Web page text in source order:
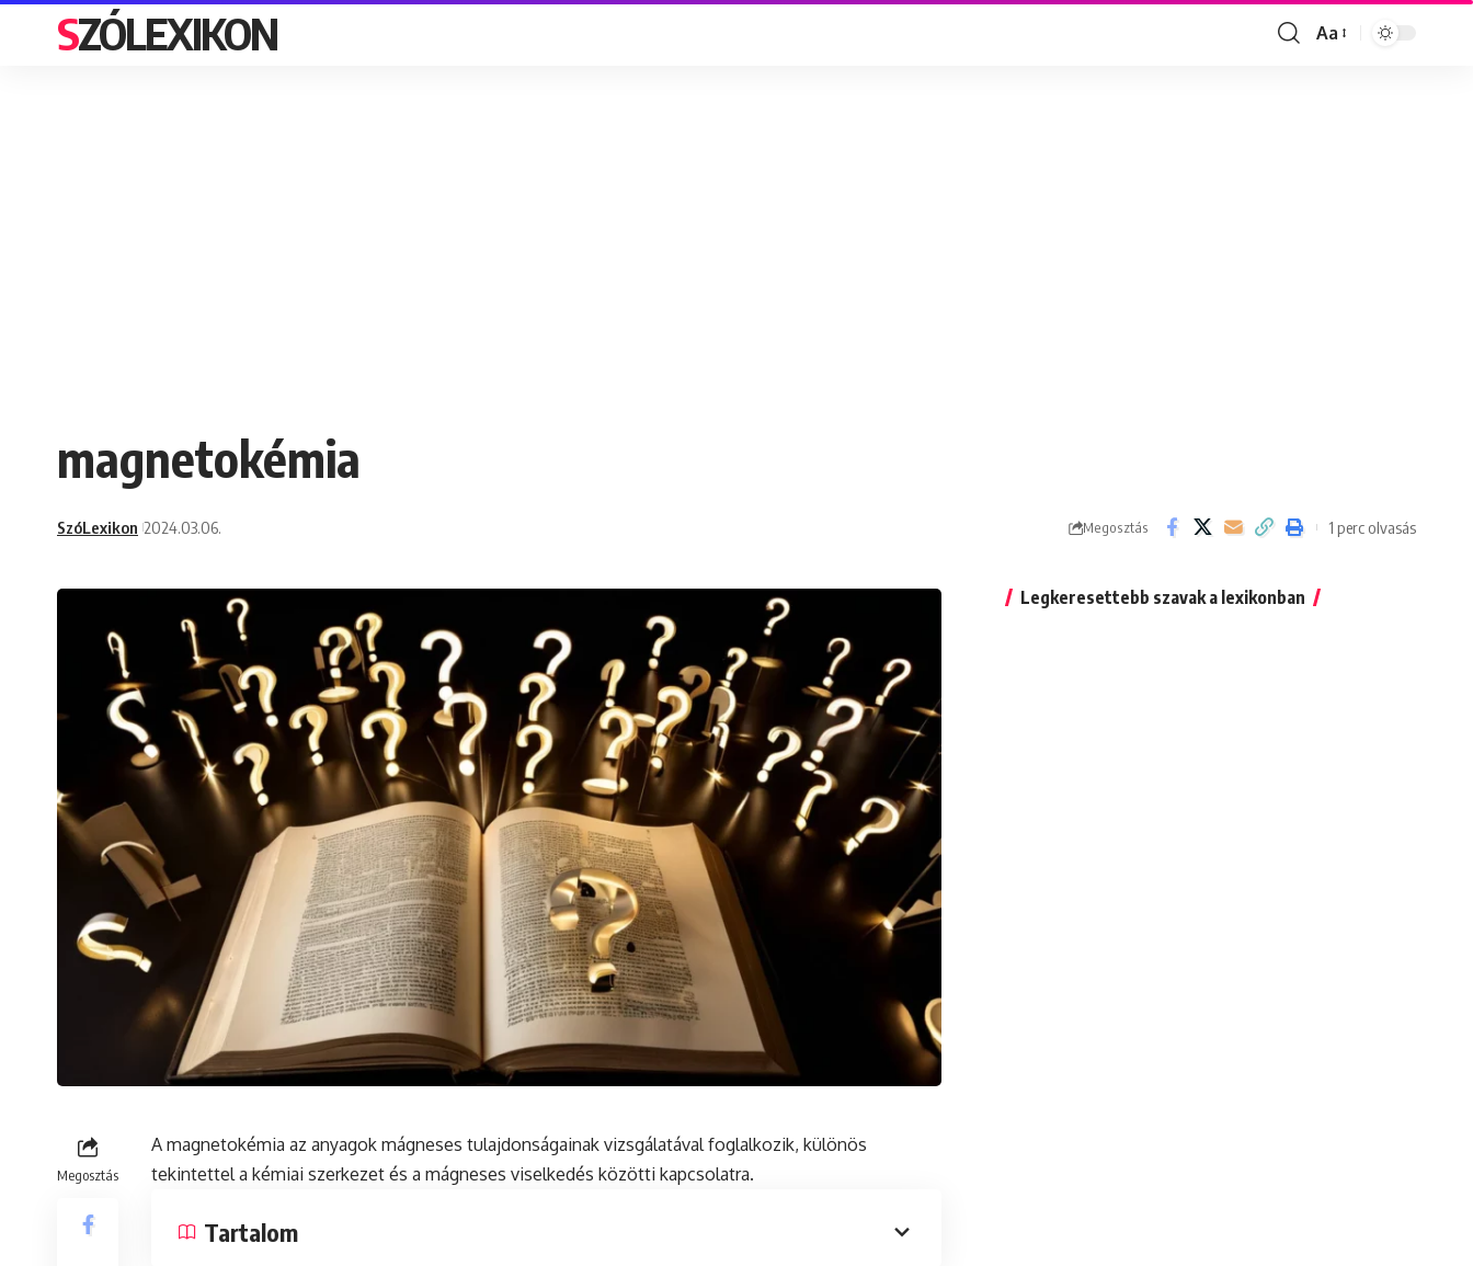
SZÓLEXIKON
Font
Aa
magnetokémia
SzóLexikon 2024.03.06. Megosztás 1 perc olvasás
Megosztás
A magnetokémia az anyagok mágneses tulajdonságainak vizsgálatával foglalkozik, különös
tekintettel a kémiai szerkezet és a mágneses viselkedés közötti kapcsolatra.
Tartalom
Legkeresettebb szavak a lexikonban